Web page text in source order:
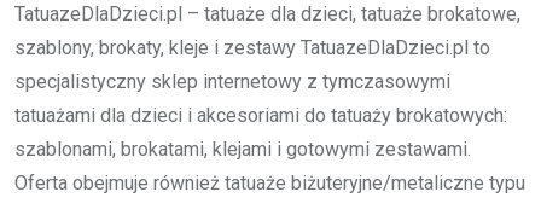
TatuazeDlaDzieci.pl – tatuaże dla dzieci, tatuaże brokatowe,
szablony, brokaty, kleje i zestawy TatuazeDlaDzieci.pl to
specjalistyczny sklep internetowy z tymczasowymi
tatuażami dla dzieci i akcesoriami do tatuaży brokatowych:
szablonami, brokatami, klejami i gotowymi zestawami.
Oferta obejmuje również tatuaże biżuteryjne/metaliczne typu